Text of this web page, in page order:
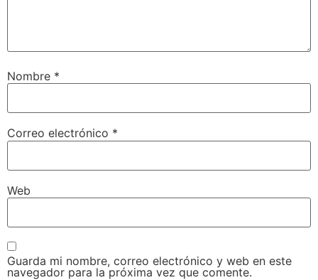
Nombre *
Correo electrónico *
Web
Guarda mi nombre, correo electrónico y web en este
navegador para la próxima vez que comente.